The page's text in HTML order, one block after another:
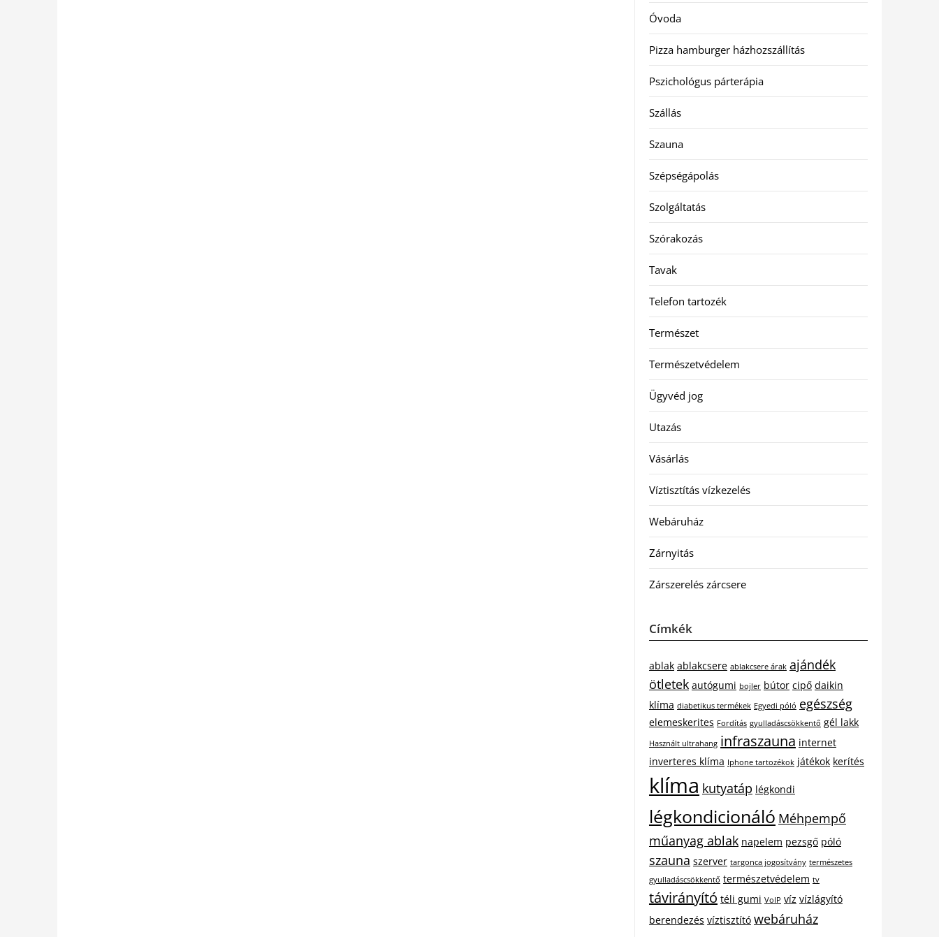
Óvoda
Pizza hamburger házhozszállítás
Pszichológus párterápia
Szállás
Szauna
Szépségápolás
Szolgáltatás
Szórakozás
Tavak
Telefon tartozék
Természet
Természetvédelem
Ügyvéd jog
Utazás
Vásárlás
Víztisztítás vízkezelés
Webáruház
Zárnyitás
Zárszerelés zárcsere
Címkék
ablak ablakcsere ablakcsere árak ajándék
ötletek autógumi bojler bútor cipő daikin
klíma diabetikus termékek Egyedi póló egészség
elemeskerites Fordítás gyulladáscsökkentő gél lakk
Használt ultrahang infraszauna internet
inverteres klíma Iphone tartozékok játékok kerítés
klíma kutyatáp légkondi
légkondicionáló Méhpempő
műanyag ablak napelem pezsgő póló
szauna szerver targonca jogosítvány természetes
gyulladáscsökkentő természetvédelem tv
távirányító téli gumi VoIP víz vízlágyító
berendezés víztisztító webáruház